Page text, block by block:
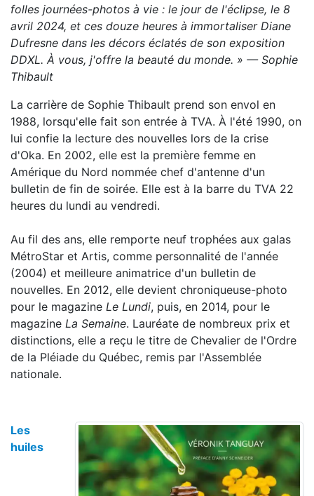
folles journées-photos à vie : le jour de l'éclipse, le 8
avril 2024, et ces douze heures à immortaliser Diane
Dufresne dans les décors éclatés de son exposition
DDXL. À vous, j'offre la beauté du monde. » — Sophie
Thibault
La carrière de Sophie Thibault prend son envol en
1988, lorsqu'elle fait son entrée à TVA. À l'été 1990, on
lui confie la lecture des nouvelles lors de la crise
d'Oka. En 2002, elle est la première femme en
Amérique du Nord nommée chef d'antenne d'un
bulletin de fin de soirée. Elle est à la barre du TVA 22
heures du lundi au vendredi.
Au fil des ans, elle remporte neuf trophées aux galas
MétroStar et Artis, comme personnalité de l'année
(2004) et meilleure animatrice d'un bulletin de
nouvelles. En 2012, elle devient chroniqueuse-photo
pour le magazine Le Lundi, puis, en 2014, pour le
magazine La Semaine. Lauréate de nombreux prix et
distinctions, elle a reçu le titre de Chevalier de l'Ordre
de la Pléiade du Québec, remis par l'Assemblée
nationale.
Les
huiles